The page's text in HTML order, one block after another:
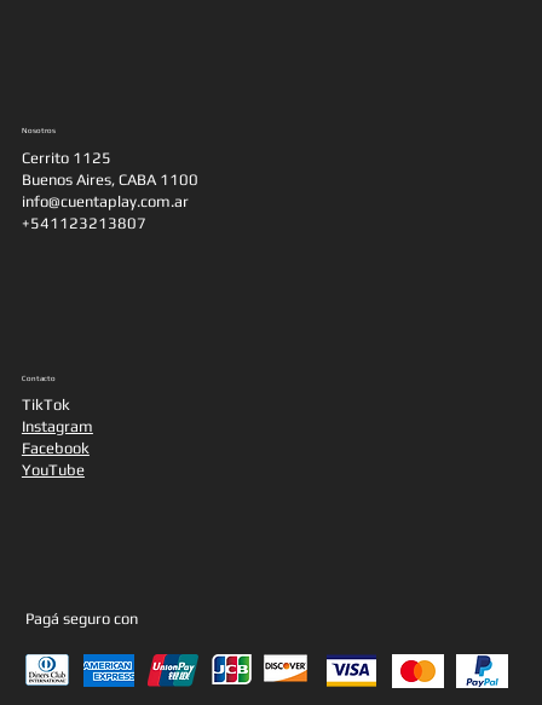
Nosotros
Cerrito 1125
Buenos Aires, CABA 1100
info@cuentaplay.com.ar
+541123213807
Contacto
TikTok
Instagram
Facebook
YouTube
Pagá seguro con